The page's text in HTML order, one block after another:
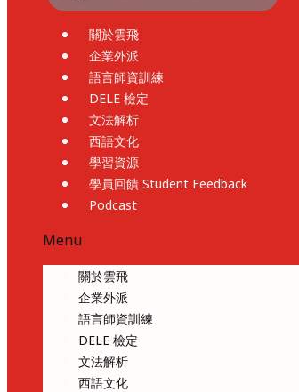
關於雲飛
企業外派
語言師資訓練
DELE 檢定
文法解析
西語文化
學習資源
學員回饋 Student Feedback
Podcast
Menu
關於雲飛
企業外派
語言師資訓練
DELE 檢定
文法解析
西語文化